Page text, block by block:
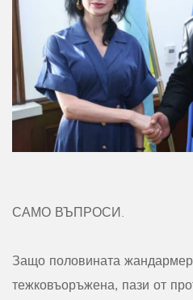
САМО ВЪПРОСИ.
Защо половината
тежковъоръжена, пази от